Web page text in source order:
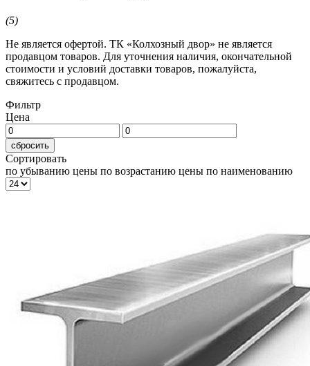
(5)
Не является офертой. ТК «Колхозный двор» не является
продавцом товаров. Для уточнения наличия, окончательной
стоимости и условий доставки товаров, пожалуйста,
свяжитесь с продавцом.
Фильтр
Цена
сбросить
Сортировать
по убыванию цены по возрастанию цены по наименованию